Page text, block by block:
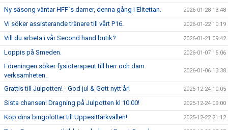
Ny säsong väntar HFF`s damer, denna gång i Elitettan. 2026-01-28 13:48
Vi söker assisterande tränare till vårt P16. 2026-01-22 10:19
Vill du arbeta i vår Second hand butik? 2026-01-21 09:42
Loppis på Smeden. 2026-01-07 15:06
Föreningen söker fysioterapeut till herr och dam
verksamheten.
2026-01-06 13:38
Grattis till Julpotten! - God jul & Gott nytt år! 2025-12-24 10:05
Sista chansen! Dragning på Julpotten kl 10.00! 2025-12-24 09:00
Köp dina bingolotter till Uppesittarkvällen! 2025-12-22 21:12